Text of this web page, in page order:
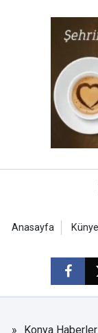
Anasayfa Künye
Konya